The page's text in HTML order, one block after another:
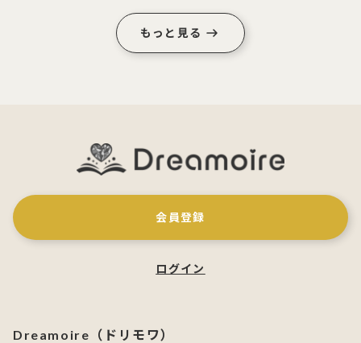
もっと見る
会員登録
ログイン
Dreamoire（ドリモワ）